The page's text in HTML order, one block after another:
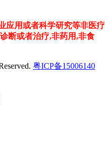
应用或者科学研究等非医疗
断或者治疗,非药用,非食
粤ICP备15006140